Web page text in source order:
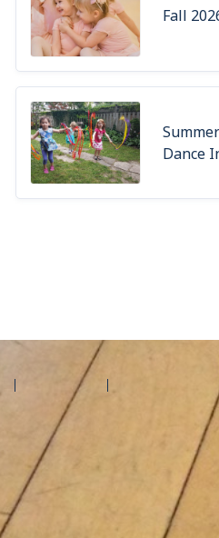
Fall
Dance
Centre d'aide